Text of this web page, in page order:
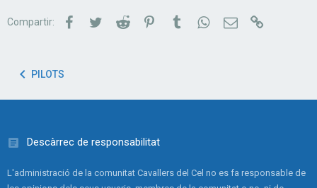
Compartir: FacebookTwitterReddit PinterestTumblrWhatsAppCorreu electrònic
PILOTS
Descàrrec de responsabilitat
L'administració de la comunitat Cavallers del Cel no es fa responsable de